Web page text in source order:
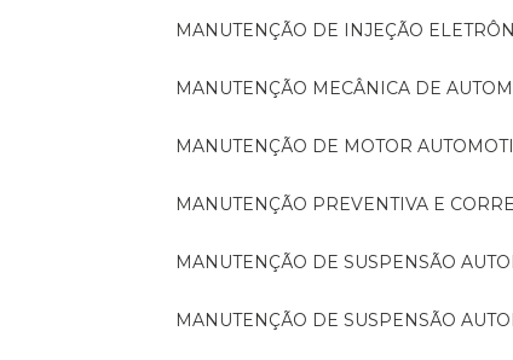
MANUTENÇÃO DE INJEÇÃO
MANUTENÇÃO MECÂNICA DE
MANUTENÇÃO DE MOTOR
MANUTENÇÃO PREVENTIVA E
MANUTENÇÃO DE SUSPENSÃO
MANUTENÇÃO DE SUSPENSÃO